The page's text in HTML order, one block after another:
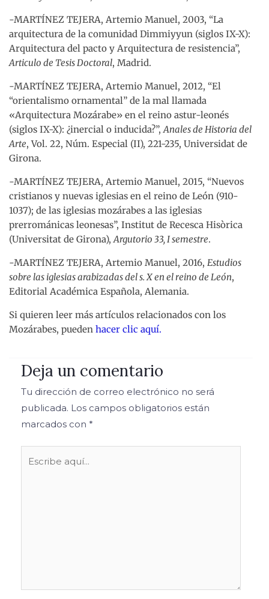
-MARTÍNEZ TEJERA, Artemio Manuel, 2003, “La
arquitectura de la comunidad Dimmiyyun (siglos IX-X):
Arquitectura del pacto y Arquitectura de resistencia”,
Articulo de Tesis Doctoral, Madrid.
-MARTÍNEZ TEJERA, Artemio Manuel, 2012, “El
“orientalismo ornamental” de la mal llamada
«Arquitectura Mozárabe» en el reino astur-leonés
(siglos IX-X): ¿inercial o inducida?”,Anales de Historia del
Arte, Vol. 22, Núm. Especial (II), 221-235, Universidat de
Girona.
-MARTÍNEZ TEJERA, Artemio Manuel, 2015, “Nuevos
cristianos y nuevas iglesias en el reino de León (910-
1037); de las iglesias mozárabes a las iglesias
prerrománicas leonesas”, Institut de Recesca Hisòrica
(Universitat de Girona),Argutorio 33, I semestre.
-MARTÍNEZ TEJERA, Artemio Manuel, 2016, Estudios
sobre las iglesias arabizadas del s. X en el reino de León,
Editorial Académica Española, Alemania.
Si quieren leer más artículos relacionados con los
Mozárabes, pueden hacer clic aquí.
Deja un comentario
Tu dirección de correo electrónico no será
publicada. Los campos obligatorios están
marcados con *